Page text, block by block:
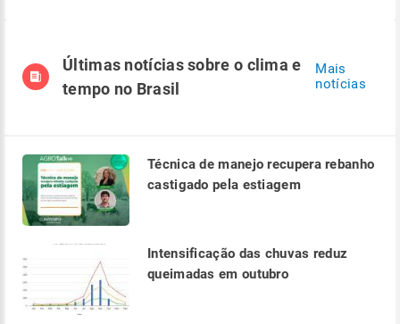
Últimas notícias sobre o clima e
tempo no Brasil
Mais
notícias
Técnica de manejo recupera rebanho
castigado pela estiagem
Intensificação das chuvas reduz
queimadas em outubro